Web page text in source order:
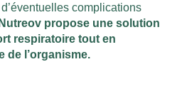
complications
Nutreov propose une solution
respiratoire tout en
de l’organisme.